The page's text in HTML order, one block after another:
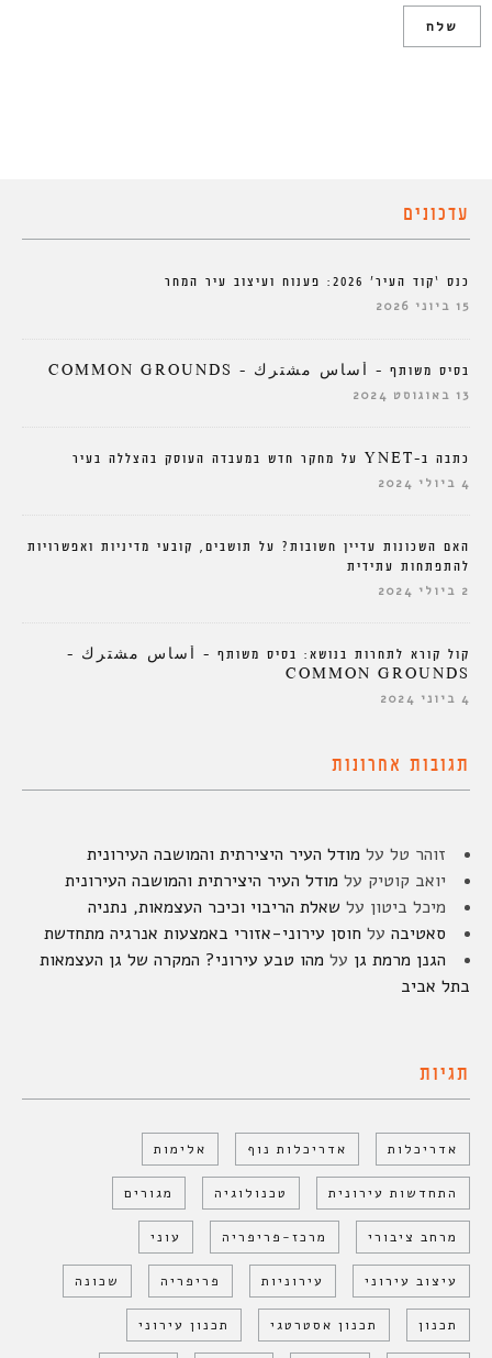
עדכונים
כנס ‘קוד העיר’ 2026: פענוח ועיצוב עיר המחר
15 ביוני 2026
בסיס משותף – أساس مشترك – COMMON GROUNDS
13 באוגוסט 2024
כתבה ב-YNET על מחקר חדש במעבדה העוסק בהצללה בעיר
4 ביולי 2024
האם השכונות עדיין חשובות? על תושבים, קובעי מדיניות ואפשרויות
להתפתחות עתידית
2 ביולי 2024
קול קורא לתחרות בנושא: בסיס משותף – أساس مشترك –
COMMON GROUNDS
4 ביוני 2024
תגובות אחרונות
זוהר טל על מודל העיר היצירתית והמושבה העירונית
יואב קוטיק על מודל העיר היצירתית והמושבה העירונית
מיכל ביטון על שאלת הריבוי וכיכר העצמאות, נתניה
סאטיבה על חוסן עירוני-אזורי באמצעות אנרגיה מתחדשת
הגנן מרמת גן על מהו טבע עירוני? המקרה של גן העצמאות
בתל אביב
תגיות
אדריכלות אדריכלות נוף אלימות
התחדשות עירונית טכנולוגיה מגורים
מרחב ציבורי מרכז-פריפריה עוני
עיצוב עירוני עירוניות פריפריה שכונה
תכנון תכנון אסטרטגי תכנון עירוני